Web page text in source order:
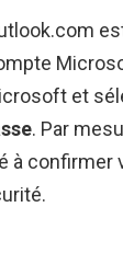
et
. Par
à confirmer